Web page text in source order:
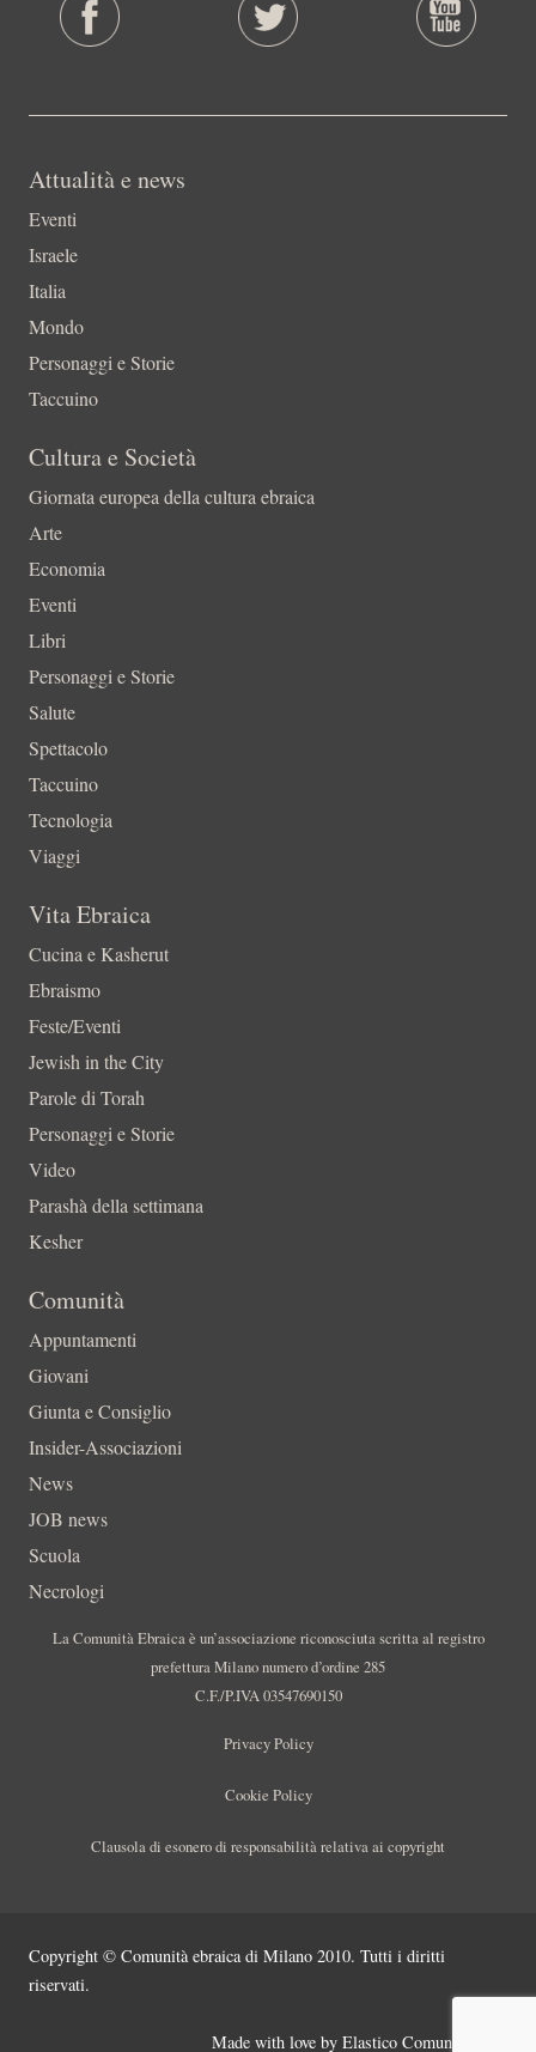
Attualità e news
Eventi
Israele
Italia
Mondo
Personaggi e Storie
Taccuino
Cultura e Società
Giornata europea della cultura ebraica
Arte
Economia
Eventi
Libri
Personaggi e Storie
Salute
Spettacolo
Taccuino
Tecnologia
Viaggi
Vita Ebraica
Cucina e Kasherut
Ebraismo
Feste/Eventi
Jewish in the City
Parole di Torah
Personaggi e Storie
Video
Parashà della settimana
Kesher
Comunità
Appuntamenti
Giovani
Giunta e Consiglio
Insider-Associazioni
News
JOB news
Scuola
Necrologi
La Comunità Ebraica è un’associazione riconosciuta scritta al registro
prefettura Milano numero d’ordine 285
C.F./P.IVA 03547690150
Privacy Policy
Cookie Policy
Clausola di esonero di responsabilità relativa ai copyright
Copyright © Comunità ebraica di Milano 2010. Tutti i diritti
riservati.
Made with love by Elastico Comunicazione